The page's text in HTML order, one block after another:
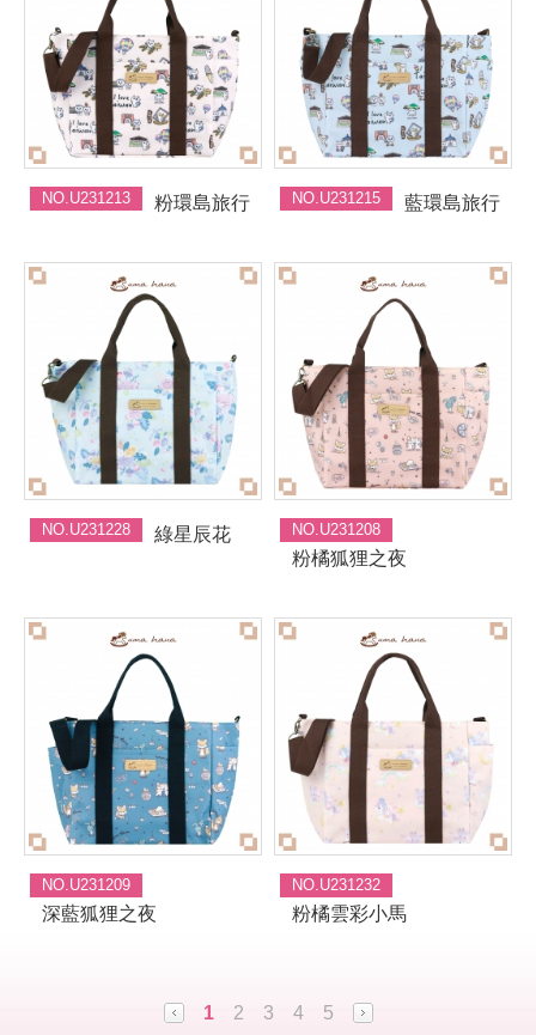
NO.U231213 粉環島旅行 NO.U231215 藍環島旅行
NO.U231228 綠星辰花 NO.U231208
粉橘狐狸之夜
NO.U231209
深藍狐狸之夜
NO.U231232
粉橘雲彩小馬
1 2 3 4 5